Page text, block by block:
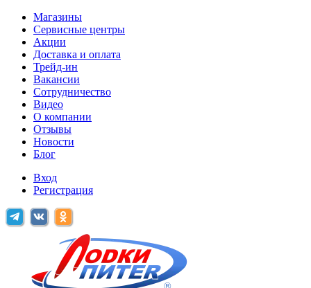
Магазины
Сервисные центры
Акции
Доставка и оплата
Трейд-ин
Вакансии
Сотрудничество
Видео
О компании
Отзывы
Новости
Блог
Вход
Регистрация